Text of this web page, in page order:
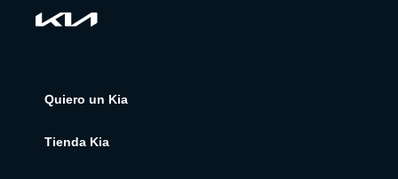
Quiero un Kia
Tienda Kia